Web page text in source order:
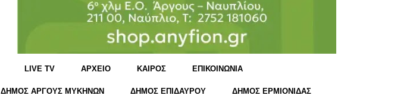
LIVE TV ΑΡΧΕΙΟ KΑΙΡΟΣ ΕΠΙΚΟΙΝΩΝΙΑ
ΔΗΜΟΣ ΑΡΓΟΥΣ ΜΥΚΗΝΩΝ ΔΗΜΟΣ ΕΠΙΔΑΥΡΟΥ ΔΗΜΟΣ ΕΡΜΙΟΝΙΔΑΣ